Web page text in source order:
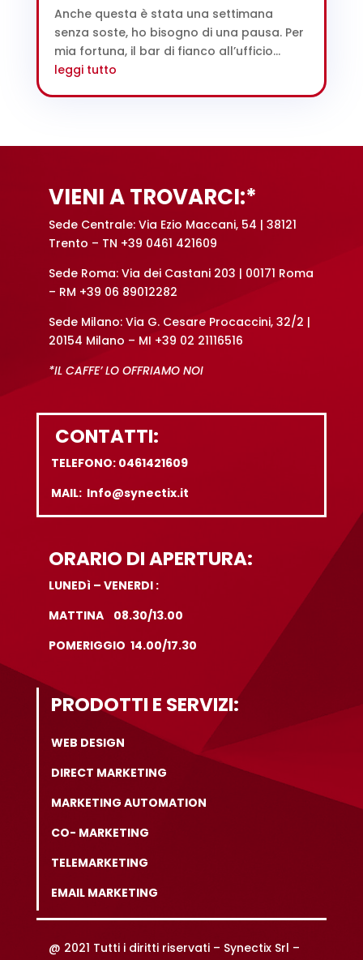
Anche questa è stata una settimana
senza soste, ho bisogno di una pausa. Per
mia fortuna, il bar di fianco all’ufficio...
leggi tutto
VIENI A TROVARCI:*
Sede Centrale: Via Ezio Maccani, 54 | 38121
Trento – TN +39 0461 421609
Sede Roma: Via dei Castani 203 | 00171 Roma
– RM +39 06 89012282
Sede Milano: Via G. Cesare Procaccini, 32/2 |
20154 Milano – MI +39 02 21116516
*IL CAFFE’ LO OFFRIAMO NOI
CONTATTI:
TELEFONO: 0461421609
MAIL: Info@synectix.it
ORARIO DI APERTURA:
LUNEDì – VENERDI :
MATTINA 08.30/13.00
POMERIGGIO 14.00/17.30
PRODOTTI E SERVIZI:
WEB DESIGN
DIRECT MARKETING
MARKETING AUTOMATION
CO- MARKETING
TELEMARKETING
EMAIL MARKETING
@ 2021 Tutti i diritti riservati – Synectix Srl –